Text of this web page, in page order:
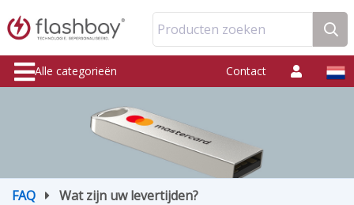
Producten zoeken
Alle categorieën Contact
FAQ Wat zijn uw levertijden?